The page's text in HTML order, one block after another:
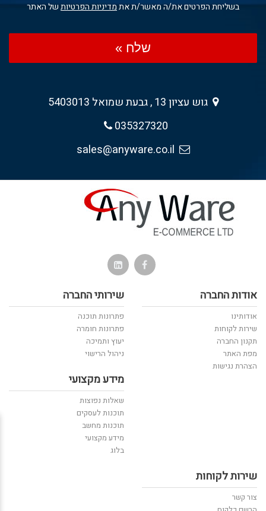
בשליחת הפרטים את/ה מאשר/ת אתמדיניות הפרטיותשל האתר
שלח »
גוש עציון 13 , גבעת שמואל 5403013
035327320
אודות החברה
אודותינו
שירות לקוחות
תקנון החברה
מפת האתר
הצהרת נגישות
שירותי החברה
פתרונות תוכנה
פתרונות חומרה
יעוץ ותמיכה
ניהול הרישוי
מידע מקצועי
שאלות נפוצות
תוכנות לעסקים
תוכנות מחשב
מידע מקצועי
בלוג
שירות לקוחות
צור קשר